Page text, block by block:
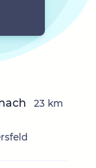
23 km